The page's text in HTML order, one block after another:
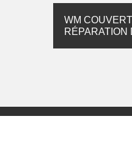
WM
RÉPARATION